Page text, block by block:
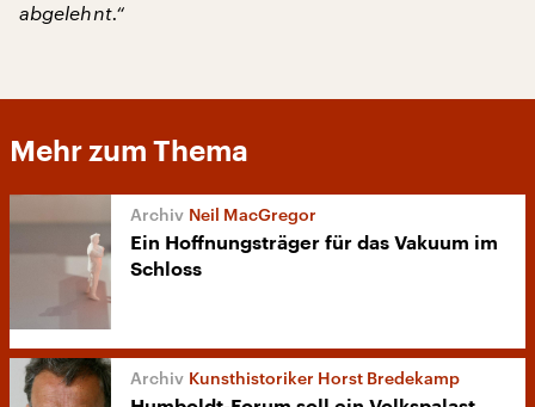
abgelehnt.“
Mehr zum Thema
Neil MacGregor
Ein Hoffnungsträger für das Vakuum im
Schloss
Kunsthistoriker Horst Bredekamp